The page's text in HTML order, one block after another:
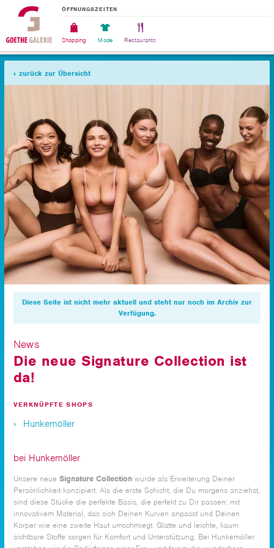
ÖFFNUNGSZEITEN
Shopping Mode Restaurants
zurück zur Übersicht
Diese Seite ist nicht mehr aktuell und steht nur noch im Archiv zur
Verfügung.
News
Die neue Signature Collection ist
da!
VERKNÜPFTE SHOPS
Hunkemöller
bei Hunkemöller
Unsere neue Signature Collectionwurde als Erweiterung Deiner
Persönlichkeit konzipiert. Als die erste Schicht, die Du morgens anziehst,
sind diese Stücke die perfekte Basis, die perfekt zu Dir passen: mit
innovativem Material, das sich Deinen Kurven anpasst und Deinen
Körper wie eine zweite Haut umschmiegt. Glatte und leichte, kaum
sichtbare Stoffe sorgen für Komfort und Unterstützung. Bei Hunkemöller